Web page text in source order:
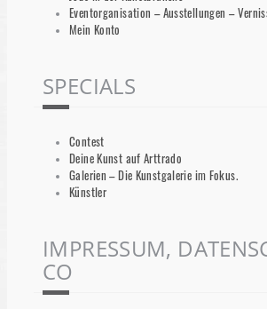
Eventorganisation – Ausstellungen –
Mein Konto
SPECIALS
Contest
Deine Kunst auf Arttrado
Galerien – Die Kunstgalerie im Fokus.
Künstler
IMPRESSUM,
CO